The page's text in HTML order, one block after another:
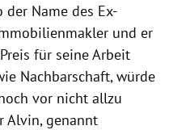
Name des Ex-
und er
für seine Arbeit
Nachbarschaft, würde
vor nicht allzu
Alvin, genannt